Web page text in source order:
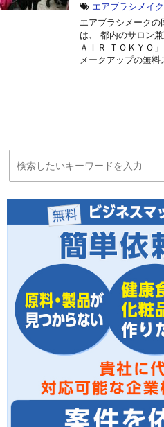
エアブラシメイク
エアブラシメーク
は、 都内のサロン
ＡＩＲ ＴＯＫＹＯ
メークアップの無